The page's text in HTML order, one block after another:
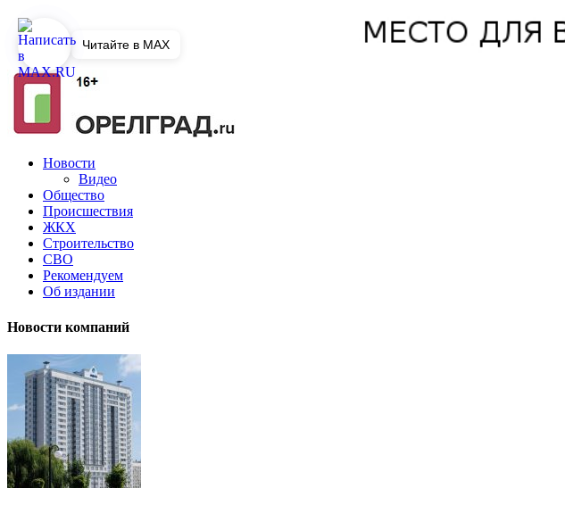
Новости
Видео
Общество
Происшествия
ЖКХ
Строительство
СВО
Рекомендуем
Об издании
Новости компаний
Читайте в MAX